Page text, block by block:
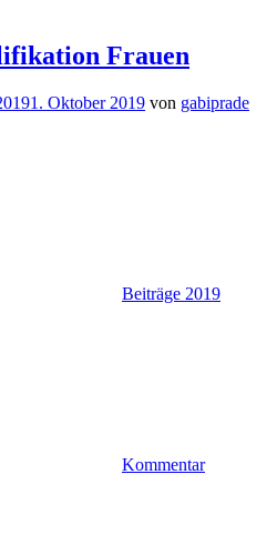
Frauen
1. Oktober 2019 von gabiprade
Beiträge 2019
Kommentar